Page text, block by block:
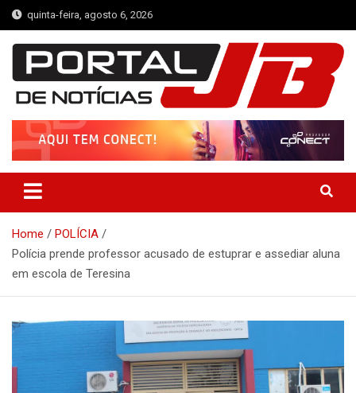
Skip
to
content
quinta-feira, agosto 6, 2026
Portal de Notícias JB
Notícias de Simplício Mendes e Região
Home
POLÍCIA
Polícia prende professor acusado de estuprar e assediar aluna
em escola de Teresina